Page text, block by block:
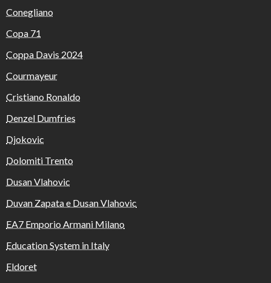
Conegliano
Copa 71
Coppa Davis 2024
Courmayeur
Cristiano Ronaldo
Denzel Dumfries
Djokovic
Dolomiti Trento
Dusan Vlahovic
Duvan Zapata e Dusan Vlahovic
EA7 Emporio Armani Milano
Education System in Italy
Eldoret